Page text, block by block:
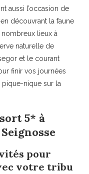
aussi l’occasion de
découvrant la faune
lieux à
naturelle de
et le courant
finir vos journées
pique-nique sur la
5* à
pour
votre tribu